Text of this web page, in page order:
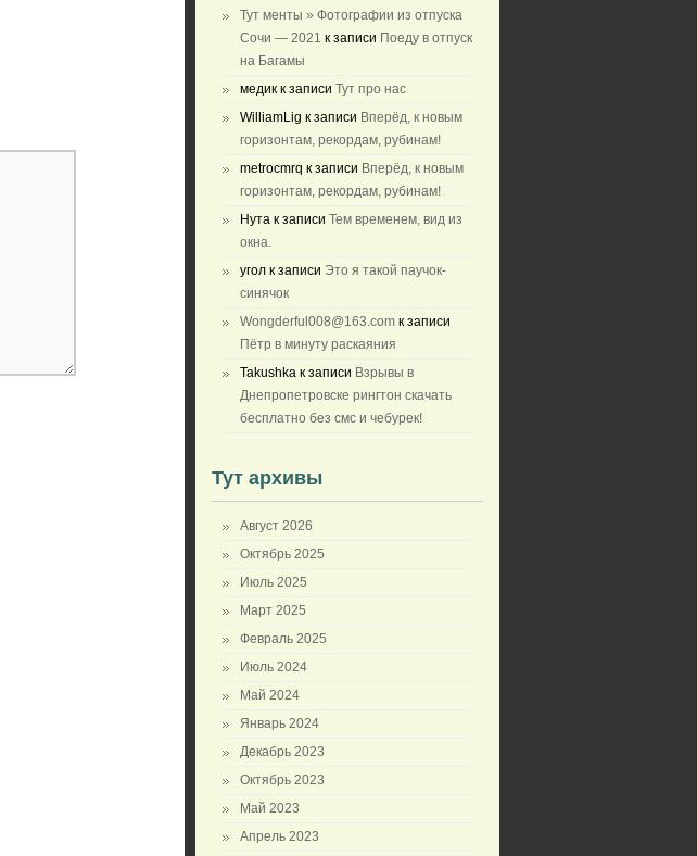
Тут менты » Фотографии из отпуска
Сочи — 2021 к записи Поеду в отпуск
на Багамы
медик к записи Тут про нас
WilliamLig к записи Вперёд, к новым
горизонтам, рекордам, рубинам!
metrocmrq к записи Вперёд, к новым
горизонтам, рекордам, рубинам!
Нута к записи Тем временем, вид из
окна.
угол к записи Это я такой паучок-
синячок
Wongderful008@163.com к записи
Пётр в минуту раскаяния
Takushka к записи Взрывы в
Днепропетровске рингтон скачать
бесплатно без смс и чебурек!
Тут архивы
Август 2026
Октябрь 2025
Июль 2025
Март 2025
Февраль 2025
Июль 2024
Май 2024
Январь 2024
Декабрь 2023
Октябрь 2023
Май 2023
Апрель 2023